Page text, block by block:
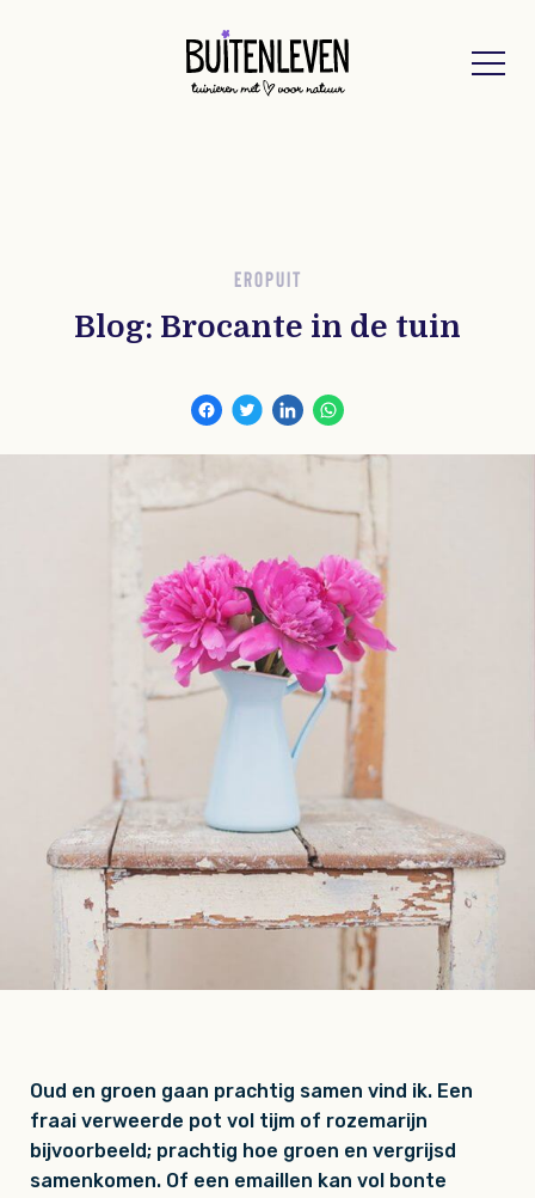
EROPUIT
Blog: Brocante in de tuin
Oud en groen gaan prachtig samen vind ik. Een
fraai verweerde pot vol tijm of rozemarijn
bijvoorbeeld; prachtig hoe groen en vergrijsd
samenkomen. Of een emaillen kan vol bonte